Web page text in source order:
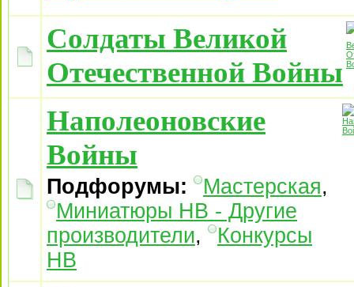
Солдаты Великой
Отечественной Войны
Наполеоновские
Войны
Подфорумы: Мастерская,
Миниатюры НВ - Другие
производители,
Конкурсы
НВ